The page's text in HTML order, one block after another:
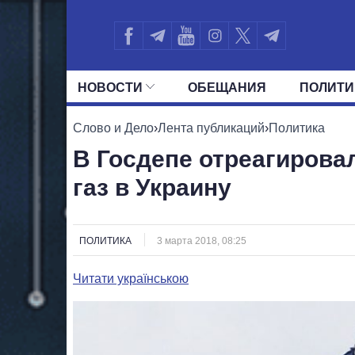
НОВОСТИ ОБЕЩАНИЯ
ВСЕ ПОЛИТИКИ ПРЕЗИДЕНТ И
Слово и Дело›Лента публикаций›Политика
В Госдепе
газ в Украину
ПОЛИТИКА 3 марта 2018, 08:25
Читати українською